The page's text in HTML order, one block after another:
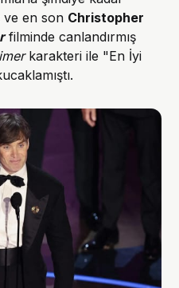
ve en son Christopher
filminde canlandırmış
karakteri ile "En İyi